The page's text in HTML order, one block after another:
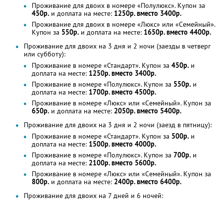
Проживание для двоих в номере «Полулюкс». Купон за
450р. и доплата на месте: 1250р. вместо 3400р.
Проживание для двоих в номере «Люкс» или «Семейный».
Купон за 550р. и доплата на месте: 1650р. вместо 4400р.
Проживание для двоих на 3 дня и 2 ночи (заезды в четверг
или субботу):
Проживание в номере «Стандарт». Купон за 450р. и
доплата на месте: 1250р. вместо 3400р.
Проживание в номере «Полулюкс». Купон за 550р. и
доплата на месте: 1700р. вместо 4500р.
Проживание в номере «Люкс» или «Семейный». Купон за
650р. и доплата на месте: 2050р. вместо 5400р.
Проживание для двоих на 3 дня и 2 ночи (заезд в пятницу):
Проживание в номере «Стандарт». Купон за 500р. и
доплата на месте: 1500р. вместо 4000р.
Проживание в номере «Полулюкс». Купон за 700р. и
доплата на месте: 2100р. вместо 5600р.
Проживание в номере «Люкс» или «Семейный». Купон за
800р. и доплата на месте: 2400р. вместо 6400р.
Проживание для двоих на 7 дней и 6 ночей: